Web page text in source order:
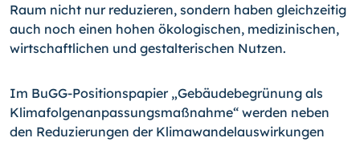
Raum nicht nur reduzieren, sondern haben gleichzeitig
auch noch einen hohen ökologischen, medizinischen,
wirtschaftlichen und gestalterischen Nutzen.
Im BuGG-Positionspapier „Gebäudebegrünung als
Klimafolgenanpassungsmaßnahme“ werden neben
den Reduzierungen der Klimawandelauswirkungen